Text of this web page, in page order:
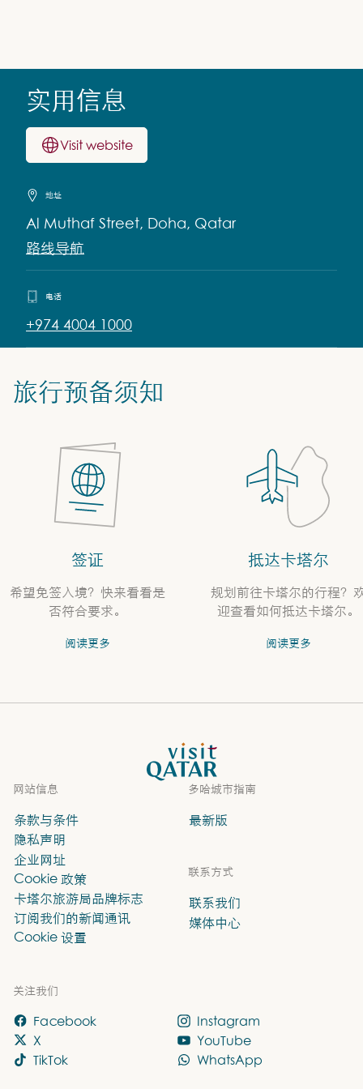
实用信息
Visit website
地址
Al Muthaf Street, Doha, Qatar
路线导航
电话
+974 4004 1000
旅行预备须知
签证
希望免签入境？快来看看是
否符合要求。
阅读更多
抵达卡塔尔
规划前往卡塔尔的行程？
迎查看如何抵达卡塔尔。
阅读更多
VisitQatar 首页
多哈城市指南
最新版
关注我们
Facebook
Instagram
X
YouTube
TikTok
WhatsApp
联系方式
联系我们
媒体中心
网站信息
条款与条件
隐私声明
企业网址
Cookie 政策
卡塔尔旅游局品牌标志
订阅我们的新闻通讯
Cookie 设置